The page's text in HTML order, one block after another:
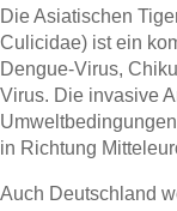
Die Asiatischen
Culicidae) ist ein
Dengue-Virus,
Virus. Die invasive
in Richtung
Auch Deutschland